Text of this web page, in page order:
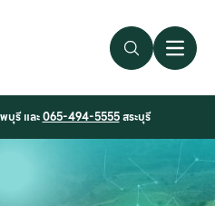
Search Link
Open
บุรี และ065-494-5555สระบุรี